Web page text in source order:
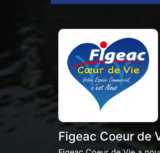
Figeac Coeur de